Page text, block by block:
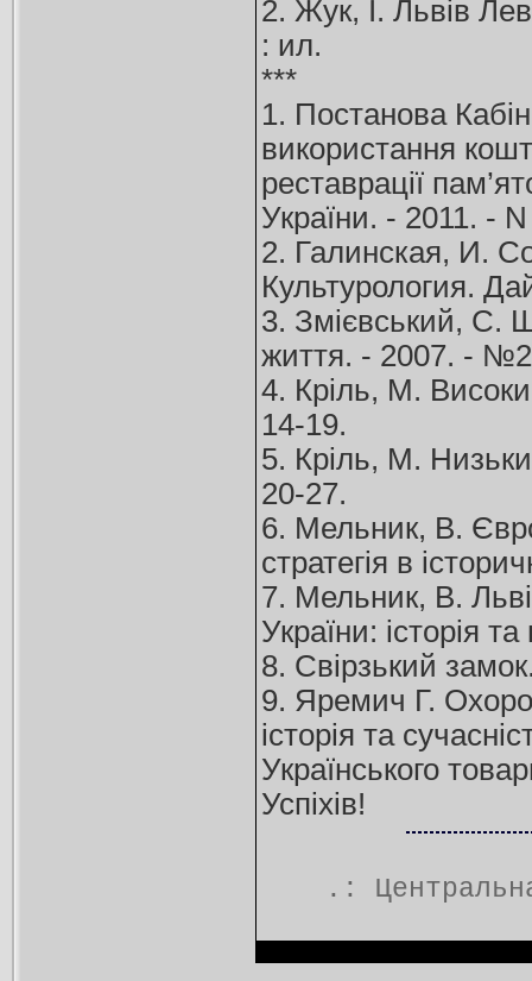
2. Жук, І. Львів
: ил.
***
1. Постанова
використання
реставрації
України. - 2011. -
2. Галинская, И.
Культурология.
3. Змієвський, С.
життя. - 2007. -
4. Кріль, М.
14-19.
5. Кріль, М.
20-27.
6. Мельник, В.
стратегія в
7. Мельник, В.
України: історія
8. Свірзький
9. Яремич Г.
історія та
Українського
Успіхів!
.: